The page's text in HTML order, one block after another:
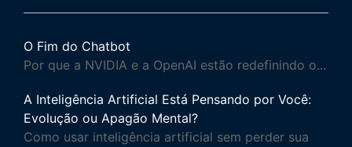
O Fim do Chatbot
Por que a NVIDIA e a OpenAI estão redefinindo o...
A Inteligência Artificial Está Pensando por Você:
Evolução ou Apagão Mental?
Como usar inteligência artificial sem perder sua